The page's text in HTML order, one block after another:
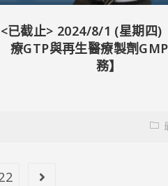
<已截止> 2024/8/1 (星期四)
療GTP與再生醫療製劑
務】